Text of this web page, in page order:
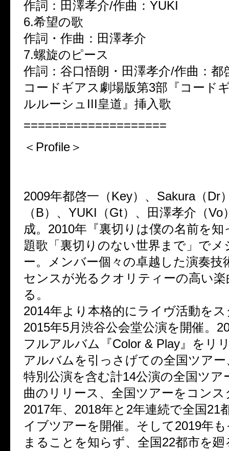
作詞：田澤孝介/作曲：YUKI
6.希望の歌
作詞・作曲：田澤孝介
7.螺旋のピース
作詞：谷口悟朗・田澤孝介/作曲：都
コードギアス劇場版第3部『コード
ルルーシュIII皇道』挿入歌
====================
＜Profile＞
2009年都啓一（Key）、Sakura（Dr
（B）、YUKI（Gt）、田澤孝介（
成。2010年『裏切りは僕の名前を
題歌「裏切りのない世界まで」で
ー。メンバー個々の卓越した演奏技
センスが光るクオリティーの高い
る。
2014年より本格的にライヴ活動を
2015年5月渋谷公会堂公演を開催。
フルアルバム『Color & Play』をリ
アルバムを引っさげての全国ツアー
特別公演を含む計14公演の全国ツア
曲のリリース、全国ツアーをコン
2017年、2018年と2年連続で全国21
イブツアーを開催。そして2019年
まることを知らず、全国22都市を